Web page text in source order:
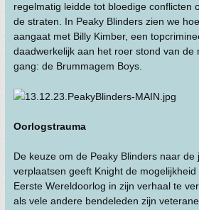
regelmatig leidde tot bloedige conflicten
de straten. In Peaky Blinders zien we
aangaat met Billy Kimber, een
daadwerkelijk aan het roer stond van de
gang: de Brummagem Boys.
Oorlogstrauma
De keuze om de Peaky Blinders naar de
verplaatsen geeft Knight de
Eerste Wereldoorlog in zijn verhaal te
als vele andere bendeleden zijn